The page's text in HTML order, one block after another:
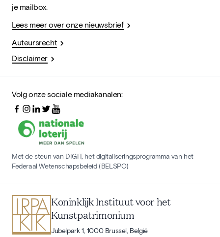
je mailbox.
Lees meer over onze nieuwsbrief
Auteursrecht
Disclaimer
Volg onze sociale mediakanalen:
Met de steun van DIGIT, het digitaliseringsprogramma van het
Federaal Wetenschapsbeleid (BELSPO)
Koninklijk Instituut voor het
Kunstpatrimonium
Jubelpark 1, 1000 Brussel, België